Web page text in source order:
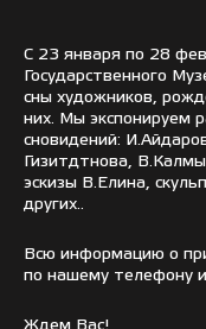
С 23 января по 28
Государственного
сны художников,
них. Мы экспонируем
сновидений:
Гизитдтнова,
эскизы В.Елина,
других..
Всю информацию о
по нашему телефону и